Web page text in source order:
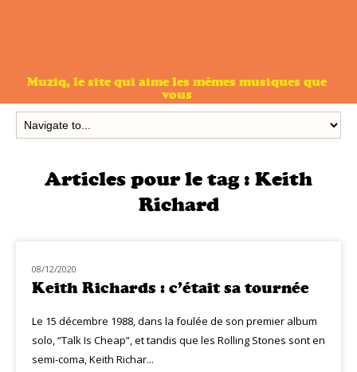
Muziq, le site qui aime les mêmes musiques que
vous
Articles pour le tag : Keith
Richard
CLASSIQ ROCK
08/12/2020
Keith Richards : c’était sa tournée
Le 15 décembre 1988, dans la foulée de son premier album
solo, “Talk Is Cheap”, et tandis que les Rolling Stones sont en
semi-coma, Keith Richar...